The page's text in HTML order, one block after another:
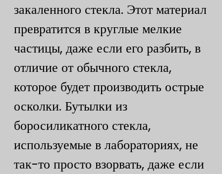
закаленного стекла. Этот материал
превратится в круглые мелкие
частицы, даже если его разбить, в
отличие от обычного стекла,
которое будет производить острые
осколки. Бутылки из
боросиликатного стекла,
используемые в лабораториях, не
так-то просто взорвать, даже если